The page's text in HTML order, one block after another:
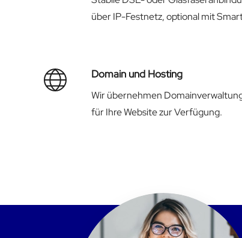
über IP-Festnetz, optional mit
Domain und Hosting
Wir übernehmen
für Ihre Website zur Verfügung.